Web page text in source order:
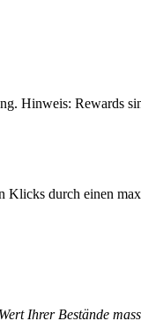
Hinweis: Rewards
durch einen
Ihrer Bestände